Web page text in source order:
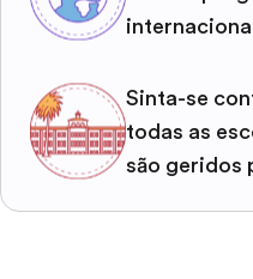
Sinta-se
todas as
são geridos